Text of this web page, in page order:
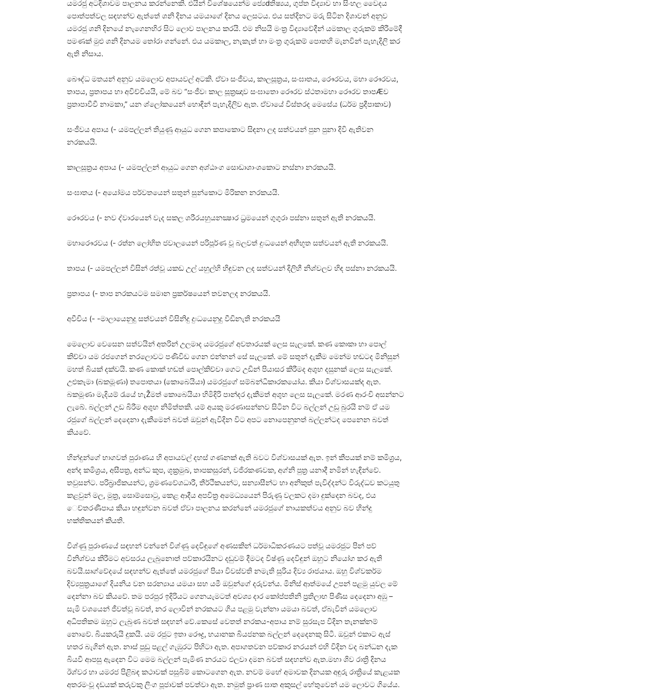
යමරජු අටදිශාවම පාලනය කරන්නෙකි. එයින් විශේෂයෙන්ම ජ්‍යෙdතිෂ්‍යය, ගුප්ත විද්‍යාව හා සිංහල වෛදය
පොත්පත්වල සඳහන්ව ඇත්තේ ශනි දිනය යමයාගේ දිනය ලෙසටය. එය සත්දිනට මරු සිටින දිශාවන් අනුව
යමරජු ශනි දිනයේ නැගෙනහිර සිට ලොව පාලනය කරයි. එම නිසයි මංත්‍ර විද්‍යාවේදීන් යමකාල ගුරුකම් කිරීමේදී
පමණක්‌ මුළු ශනි දිනයම තෝරා ගන්නේ. එය යමකාල, නැකැත් හා මංත්‍ර ගුරුකම් පොතහි මැනවින් පැහැදිලි කර
ඇති නිසාය.
බෞද්ධ මතයන් අනුව යමලොව අපායවල් අටකි. ඒවා සංජීවය, කාලසූත්‍රය, සංඝාතය, රෞරවය, මහා රෞරවය,
තාපය, ප්‍රතාපය හා අවිච්චියයි, මේ බව “සංජීවඃ කාල සූත්‍රඤාව සංඝාතො රෞරව ස්‌ථතාමහා රෞරව තාපÆච
ප්‍රතාපාවීවී නාමකා,” යන ශ්ලෝකයෙන් හොඳින් පැහැදිලිව ඇත. ඒවායේ විස්‌තරද මෙසේය (ධර්ම ප්‍රදීපාකාව)
සංජීවය අපාය (- යමපල්ලන් තියුණු ආයුධ ගෙන කපාකොට සිඳනා ලද සත්වයන් පුන පුනා දිවි ඇතිවන
නරකයයි.
කාලසූත්‍රය අපාය (- යමපල්ලන් ආයුධ ගෙන අශ්ඨාංග සොඩාශාංශකොට නස්‌නා නරකයයි.
සංඝාතය (- අයෝමය පර්වතයෙන් සතුන් සුන්කොට මිරිකන නරකයයි.
රෞරවය (- නව ද්වාරයෙන් වැද සකල ශරීරයහුයනක්‍ෂාර ධ්‍රමයෙන් ගුගුරා පස්‌නා සතුන් ඇති නරකයයි.
මහාරෞරවය (- රත්න ලෝහිත ජවාලයෙන් පරිපූර්ණ වූ බලවත් දුඃධයෙන් අභීභූත සත්වයන් ඇති නරකයයි.
තාපය (- යමපල්ලන් විසින් රත්වූ යකඩ උල් යහුල්හි හිඳුවන ලද සත්වයන් දිලිහී නිශ්චලව හිඳ පස්‌නා නරකයයි.
ප්‍රතාපය (- තාප නරකයටම සමාන ප්‍රකර්ෂයෙන් තවනලද නරකයයි.
අවීචිය (- -මාලායෙනුදු සත්වයන් විසිනිදු දුඃධයෙනුදු වීඩිනැති නරකයයි
මෙලොව වෙසෙන සත්වයින් අතරින් උලමාද යමරජුගේ අවතාරයක්‌ ලෙස සැලකේ. කණ කොකා හා පොල්
කිච්චා යම රජගෙන් නරලොවට පණිවිඩ ගෙන එන්නන් සේ සැලකේ. මේ සතුන් දැකීම මෙන්ම හඬටද මිනිසුන්
මහත් බියක්‌ දක්‌වයි. කණ කොක්‌ හඬත් පොල්කිච්චා ගෙට උඩින් පියාසර කිරීමද අශුභ දසුනක්‌ ලෙස සැලකේ.
උළුකෑමා (බකමූණා) තපොතයා (කොබෙයියා) යමරජුගේ සම්බන්ධිකාරකයෝය. කියා විශ්වාසයක්‌ද ඇත.
බකමූණා මැදියම් රැයේ හැŽමත් කොබෙයියා හිමිදිරි පාන්දර දැකීමත් අශුභ ලෙස සැලකේ. මරණ ආරංචි අසන්නට
ලැබේ. බල්ලන් උඩ බිරීම අශුභ නිමිත්තකි. යම් අයකු මරණාසන්නව සිටින විට බල්ලන් උඩු බුරයි නම් ඒ යම
රජුගේ බල්ලන් දෙදෙනා දැකීමෙන් බවත් ඔවුන් ඇවිදින විට අපට නොපෙනුනත් බල්ලන්ටද පෙනෙන බවත්
කියවේ.
හින්දුන්ගේ භාගවත් පුරාණය හි අපායවල් දහස්‌ ගණනක්‌ ඇති බවට විශ්වාසයක්‌ ඇත. ඉන් කීපයක්‌ නම් කමිශ්‍රය,
අන්ද කමිශ්‍රය, අසීපත්‍ර, අන්ධ කූප, ශූක්‍රමුඛ, තාපකසුරන්, වජිරකණවක, අග්නි පුත්‍ර යනාදී නමින් හැඳින්වේ.
තවුසන්ට. පරිබ්‍රාජිකයන්ට, ශ්‍රමණවේශධාරී, තීර්ථිකයන්ට, සන්‍යාසීන්ට හා අනිකුත් පැවිද්දන්ට විරුද්ධව කටයුතු
කළවුන් මල, මුත්‍ර, සොම්සොටු, කෙළ ආදීය අපවිත්‍ර අමෙධ්‍යයෙන් පිරුණු වලකට දමා දුක්‌දෙන බවද, එය
ෙච්තරණීපාය කියා හඳුන්වන බවත් ඒවා පාලනය කරන්නේ යමරජුගේ නායකත්වය අනුව බව හින්දු
භක්‌තිකයන් කියති.
විශ්ණු පුරාණයේ සඳහන් වන්නේ විශ්ණු දෙවිඳුගේ අණසකින් ධර්මාධිකරණයට පත්වූ යමරජුට පින් පව්
විනිශ්චය කිරීමට අවසරය ලැබුනොත් පව්කාරයිනට දඬුවම් දීමටද විෂ්ණු දෙවිඳුන් ඔහුට නියෝග කර ඇති
බවයි.සෘග්වේදයේ සඳහන්ව ඇත්තේ යමරජුගේ පියා විවස්‌වති නමැති සුරිය දිව්‍ය රාජයාය. ඔහු විශ්වකර්ම
දිව්‍යපුත්‍රයාගේ දියනිය වන සරන්‍යාය යමයා සහ යමී ඔවුන්ගේ දරුවන්ය. මිනිස්‌ ආත්මයේ උපන් පළමු යුවල මේ
දෙන්නා බව කියවේ. තම පරපුර ඉදිරියට ගෙනයැමටත් අවශ්‍ය දාර කෝප්පතිනි ප්‍රතිලාභ පිණිස දෙදෙනා අඹු –
සැමි වශයෙන් ජීවත්වූ බවත්, නර ලොවින් නරකයට ගිය පළමු වැන්නා යමයා බවත්, ඒබැවින් යමලොව
අධිපතිකම ඔහුට ලැබුණ බවත් සඳහන් වේ.කෙසේ වෙතත් නරකය-අපාය නම් සුරසැප විදින තැනක්‌නම්
නොවේ. බියකරුයි දුකයි. යම රජුට ඉතා රෞද්‍ර, භයානක බියජනක බල්ලන් දෙදෙනකු සිටී. ඔවුන් එකාට ඇස්‌
හතර බැගින් ඇත. නාස්‌ පුඩු පළල් ගැඹුරට පිහිටා ඇත. අපාගතවන පව්කාර නරයන් එහි විදින වද බන්ධන දැක
බියවී ආපසු ඇදෙන විට මෙම බල්ලන් පැමිණ නරයට එලවා දමන බවත් සඳහන්ව ඇත.මහා ශිව රාත්‍රි දිනය
ඊශ්වර හා යමරජ පිළිබඳ කථාවක්‌ පසුබිම් කොටගෙන ඇත. නවම් මහේ අමාවක දිනයක අඳුරු රාත්‍රියේ කැළයක
අතරමංවූ දඩයක්‌ කරුවකු ලිංග පූජාවක්‌ පවත්වා ඇත. නමුත් ප්‍රාණ ඝාත අකුසල් හේතුවෙන් යම ලොවට ගියේය.